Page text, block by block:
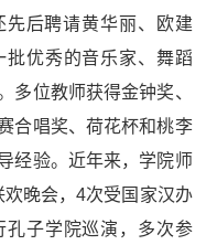
先后聘请黄华丽、欧建
优秀的音乐家、舞蹈
多位教师获得金钟奖、
合唱奖、荷花杯和桃李
经验。近年来，学院师
晚会，4次受国家汉办
孔子学院巡演，多次参